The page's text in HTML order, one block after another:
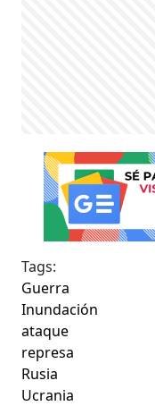
Tags:
Guerra
Inundación
ataque
represa
Rusia
Ucrania